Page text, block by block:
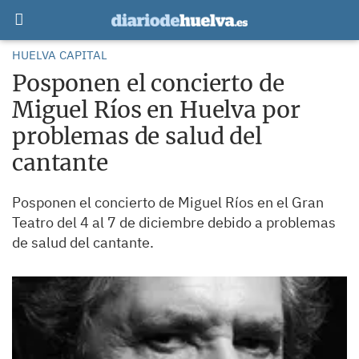
HUELVA CAPITAL
Posponen el concierto de
Miguel Ríos en Huelva por
problemas de salud del
cantante
Posponen el concierto de Miguel Ríos en el Gran
Teatro del 4 al 7 de diciembre debido a problemas
de salud del cantante.